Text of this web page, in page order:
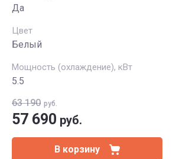
Да
Цвет
Белый
Мощность (охлаждение), кВт
5.5
63 190 руб.
57 690 руб.
В корзину